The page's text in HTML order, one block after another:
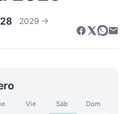
2029 →
Vie Sáb Dom